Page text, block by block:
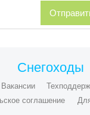
Снегоходы
Вакансии
соглашение